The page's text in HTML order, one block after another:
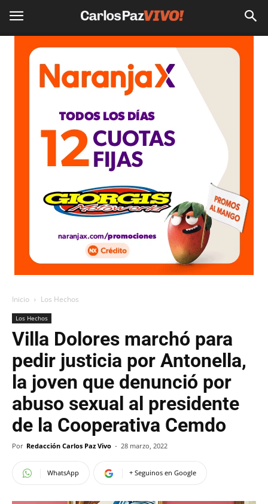
Inicio Los Hechos
Los Hechos
Villa Dolores marchó para
pedir justicia por Antonella,
la joven que denunció por
abuso sexual al presidente
de la Cooperativa Cemdo
Por Redacción Carlos Paz Vivo - 28 marzo, 2022
WhatsApp + Seguinos en Google